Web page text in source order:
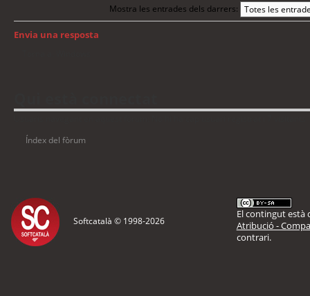
Mostra les entrades dels darrers:
Envia una resposta
Índex del fòrum
Softcatalà © 1998-2026
El contingut està
Atribució -
contrari.